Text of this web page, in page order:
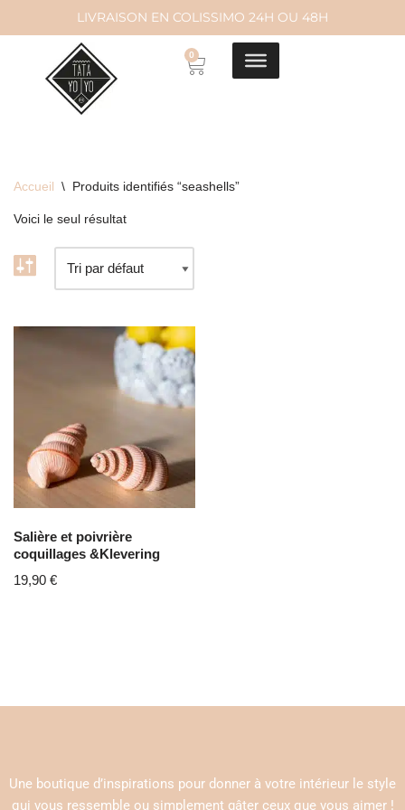
contenu
LIVRAISON EN COLISSIMO 24H OU 48H
0
Accueil \ Produits identifiés “seashells”
Voici le seul résultat
Salière et poivrière
coquillages &Klevering
19,90 €
Une boutique d’inspirations pour donner à votre intérieur le style
qui vous ressemble ou simplement gâter ceux que vous aimer !